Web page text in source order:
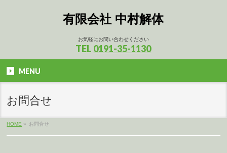
有限会社 中村解体
お気軽にお問い合わせください
TEL 0191-35-1130
MENU
お問合せ
HOME » お問合せ